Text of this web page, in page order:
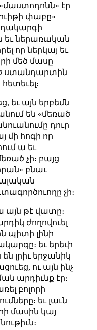
«մաստոդոնն» էր
փաբը»
եւ ներառական
որ ներկայ եւ
մեծ մասը
ստանդարտին
եւ այն երբեմն
են «մեռած
դուր
մի հոգի որ
ա եւ
չի։ բայց
բնաւ
չի։
այն թէ վատը։
ժողովուել
պիտի լինի
եւ երեւի
են լրիւ երջանիկ
ու այն ինչ
արդիւնք էր։
բոլորի
եւ լաւն
մասին կայ